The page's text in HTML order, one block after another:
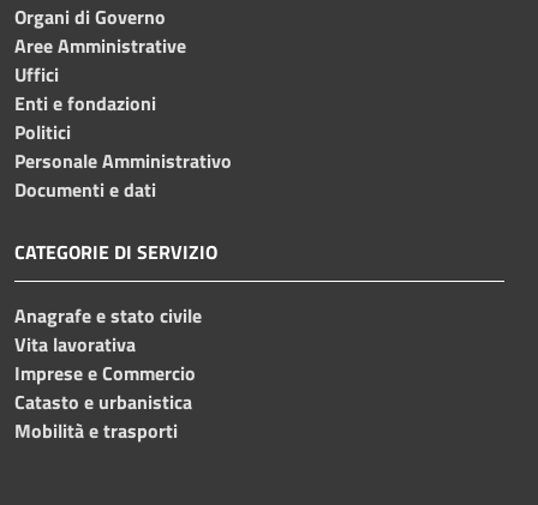
Organi di Governo
Aree Amministrative
Uffici
Enti e fondazioni
Politici
Personale Amministrativo
Documenti e dati
CATEGORIE DI SERVIZIO
Anagrafe e stato civile
Vita lavorativa
Imprese e Commercio
Catasto e urbanistica
Mobilità e trasporti